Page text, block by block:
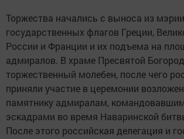
Торжества начались с выноса из мэрии
государственных флагов Греции,
России и Франции и их подъема на
адмиралов. В храме Пресвятой
торжественный молебен, после чего
приняли участие в церемонии
памятнику адмиралам,
эскадрами во время Наваринской
После этого российская делегация и